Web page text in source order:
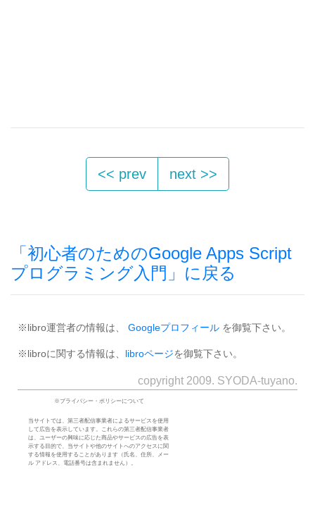
<< prev next >>
「初心者のためのGoogle Apps Script
プログラミング入門」に戻る
※libro運営者の情報は、 Googleプロフィール を御覧下さい。
※libroに関する情報は、 libroページを御覧下さい。
copyright 2009. SYODA-tuyano.
※プライバシー・ポリシーについて
当サイトでは、第三者配信事業者によるサービスを使用
して広告を表示しています。これらの第三者配信事業者
は、ユーザーの興味に応じた商品やサービスの広告を表
示する目的で、当サイトや他のサイトへのアクセスに関
する情報を使用することがあります（氏名、住所、メー
ル アドレス、電話番号は含まれません）。